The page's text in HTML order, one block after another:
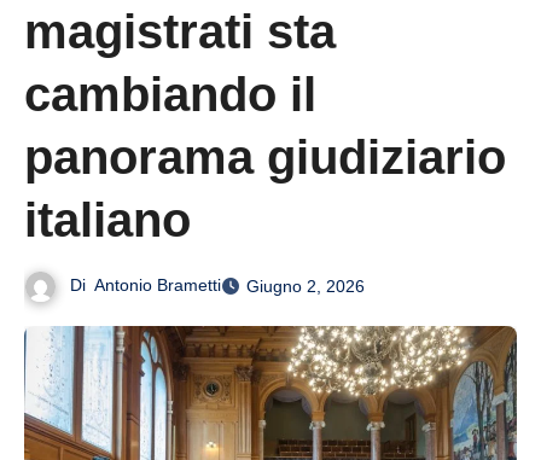
magistrati sta
cambiando il
panorama giudiziario
italiano
Di Antonio Brametti Giugno 2, 2026